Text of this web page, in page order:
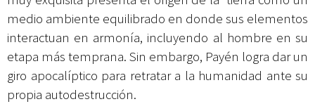
medio ambiente equilibrado en donde sus elementos
interactuan en armonía, incluyendo al hombre en su
etapa más temprana. Sin embargo, Payén logra dar un
giro apocalíptico para retratar a la humanidad ante su
propia autodestrucción.